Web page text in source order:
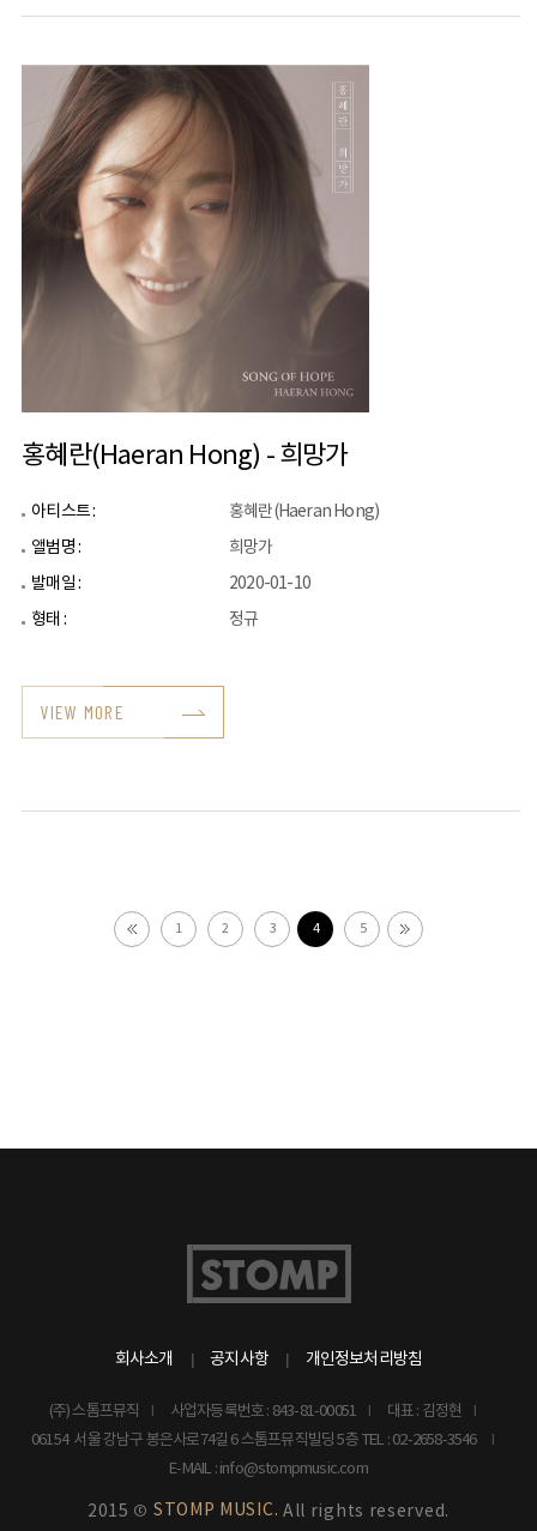
홍혜란(Haeran Hong) - 희망가
아티스트 :
홍혜란(Haeran Hong)
앨범명 :
희망가
발매일 :
2020-01-10
형태 :
정규
VIEW MORE
1 2 3 4 5
회사소개 공지사항 개인정보처리방침
(주) 스톰프뮤직 사업자등록번호 : 843-81-00051
대표 : 김정현
06154 서울 강남구 봉은사로74길 6 스톰프뮤직빌딩 5층 TEL : 02-2658-3546
E-MAIL : info@stompmusic.com
2015 © STOMP MUSIC. All rights reserved.